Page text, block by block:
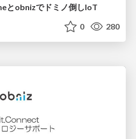
とobnizでドミノ倒しIoT
0 280